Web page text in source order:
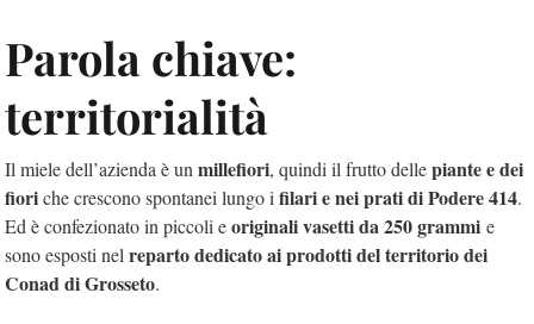
Parola chiave:
territorialità
Il miele dell’azienda è un millefiori, quindi il frutto dellepiante e dei
fioriche crescono spontanei lungo i filari e nei prati di Podere 414.
Ed è confezionato in piccoli eoriginali vasetti da 250 grammi e
sono esposti nel reparto dedicato ai prodotti del territorio dei
Conad di Grosseto.